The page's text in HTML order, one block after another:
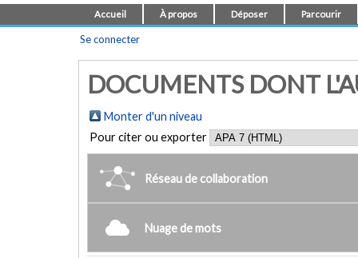
Accueil À propos Déposer Parcourir
Se connecter
DOCUMENTS DONT
Monter d'un niveau
Pour citer ou exporter
Réseau de collaboration
Nuage de mots